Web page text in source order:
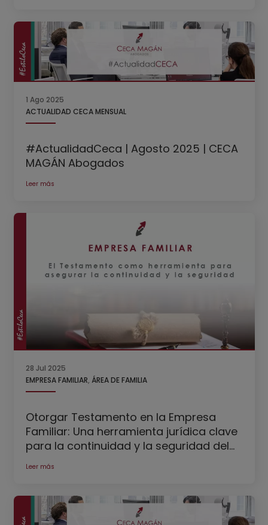
1 Ago 2025
ACTUALIDAD CECA MENSUAL
#ActualidadCeca | Agosto 2025 | CECA
MAGÁN Abogados
Leer más
28 Jul 2025
EMPRESA FAMILIAR, ÁREA DE FAMILIA
Otorgar Testamento en la Empresa
Familiar: Una herramienta jurídica clave
para la continuidad y la seguridad del
patrimonio empresarial
Leer más